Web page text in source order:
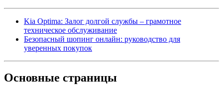
Kia Optima: Залог долгой службы – грамотное
техническое обслуживание
Безопасный шопинг онлайн: руководство для
уверенных покупок
Основные страницы